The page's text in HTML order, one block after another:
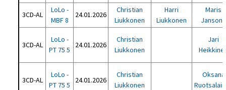
3CD-AL
LoLo -
MBF 8
24.01.2026
Christian
Liukkonen
Harri
Liukkonen
Maris
Jansons
3CD-AL
LoLo -
PT 75 5
24.01.2026
Christian
Liukkonen
Jari
3CD-AL
LoLo -
PT 75 5
24.01.2026
Christian
Liukkonen
Oksana